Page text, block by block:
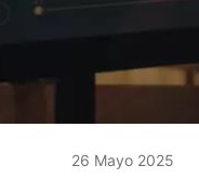
26 Mayo 2025